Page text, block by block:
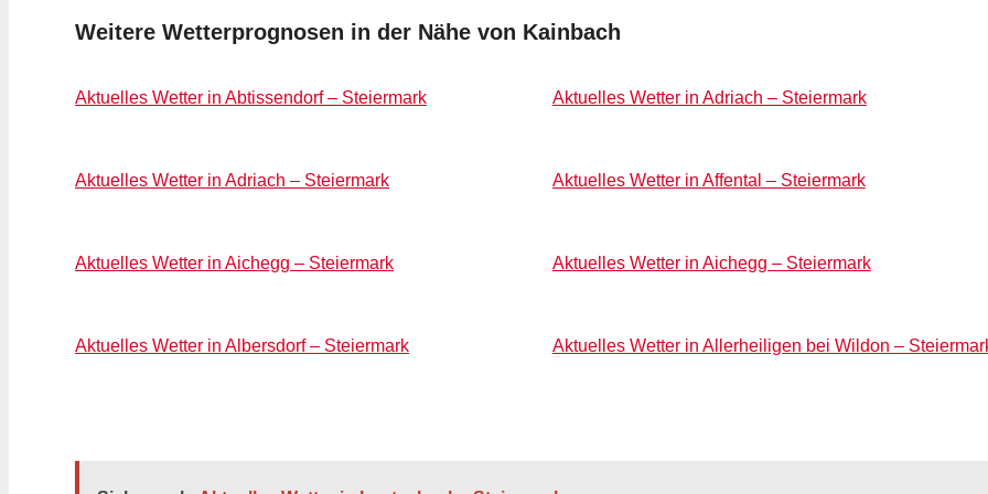
Weitere Wetterprognosen in der Nähe von Kainbach
Aktuelles Wetter in Abtissendorf – Steiermark Aktuelles Wetter in Adriach – Steiermark
Aktuelles Wetter in Adriach – Steiermark Aktuelles Wetter in Affental – Steiermark
Aktuelles Wetter in Aichegg – Steiermark Aktuelles Wetter in Aichegg – Steiermark
Aktuelles Wetter in Albersdorf – Steiermark Aktuelles Wetter in Allerheiligen bei Wildon –